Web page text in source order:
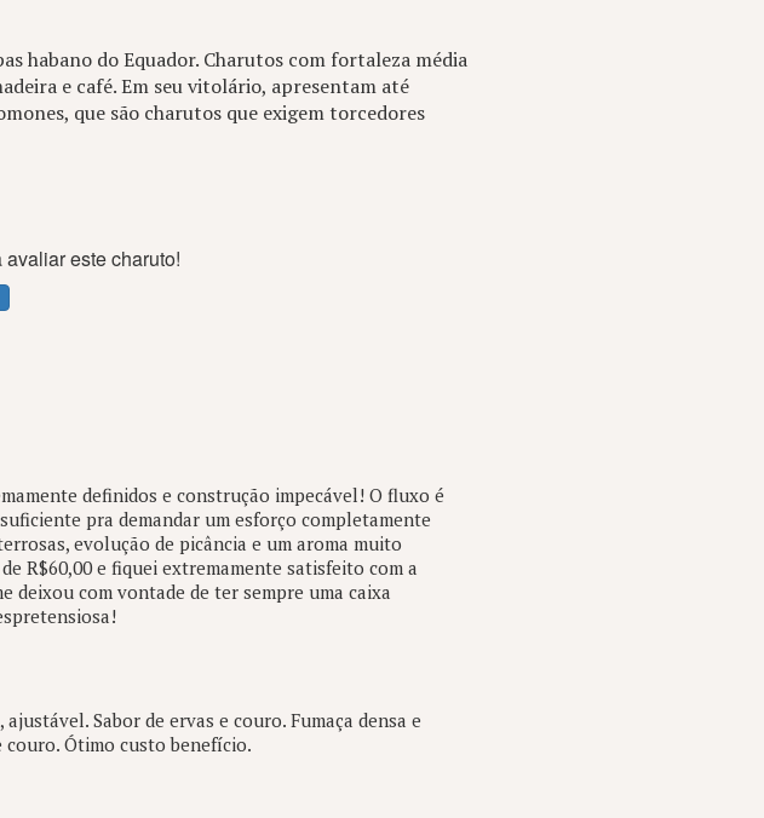
habano do Equador. Charutos com fortaleza média
e café. Em seu vitolário, apresentam até
que são charutos que exigem torcedores
este charuto!
definidos e construção impecável! O fluxo é
pra demandar um esforço completamente
evolução de picância e um aroma muito
R$60,00 e fiquei extremamente satisfeito com a
deixou com vontade de ter sempre uma caixa
Sabor de ervas e couro. Fumaça densa e
couro. Ótimo custo benefício.